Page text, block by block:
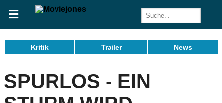
Kritik Trailer News
SPURLOS - EIN